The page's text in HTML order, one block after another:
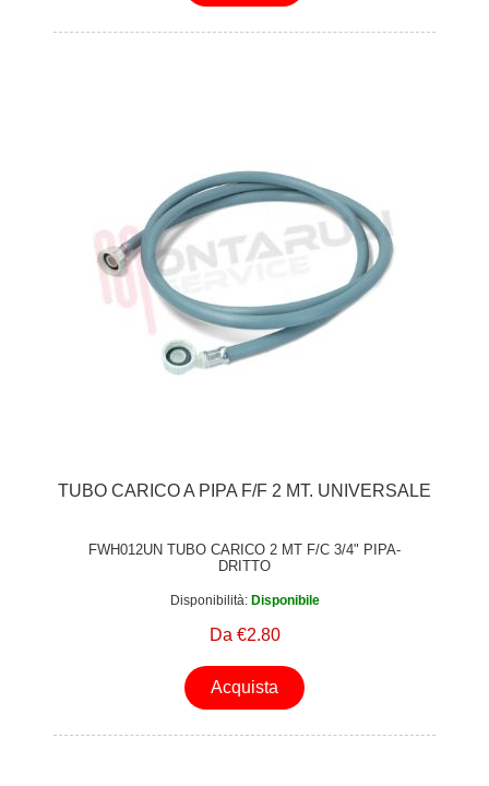
TUBO CARICO A PIPA F/F 2 MT. UNIVERSALE
FWH012UN TUBO CARICO 2 MT F/C 3/4" PIPA-
DRITTO
Disponibilità: Disponibile
Da €2.80
Acquista